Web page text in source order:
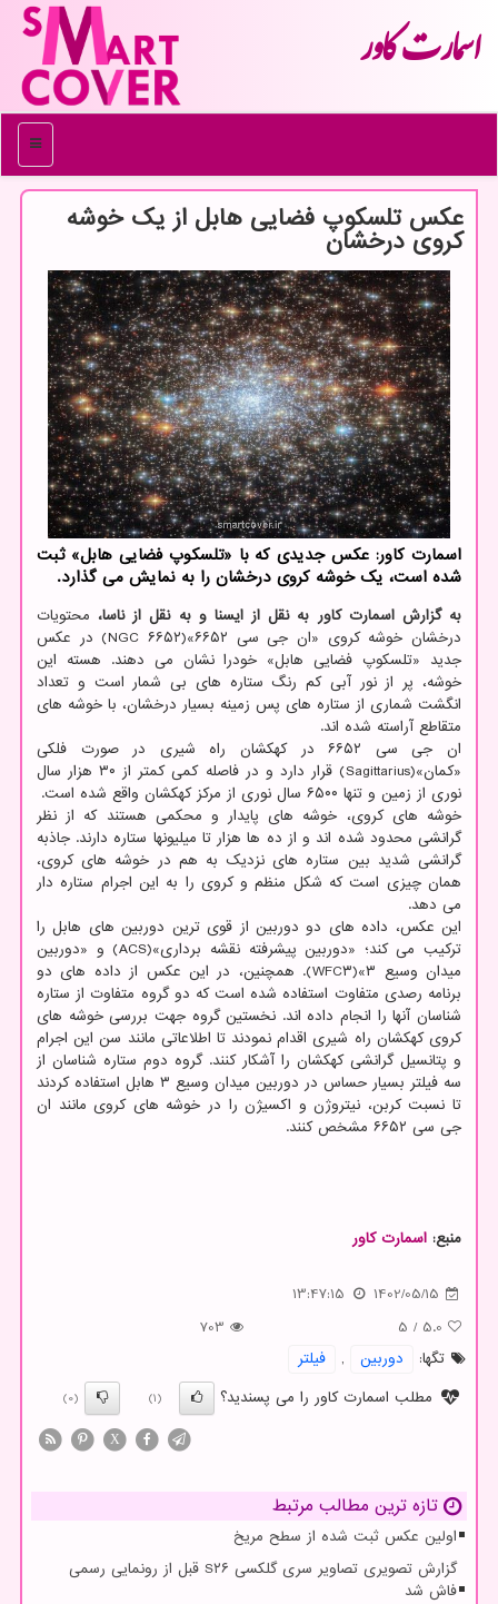
اسمارت كاور
منو
عکس تلسکوپ فضایی هابل از یک خوشه
کروی درخشان
اسمارت کاور: عکس جدیدی که با «تلسکوپ فضایی هابل» ثبت
شده است، یک خوشه کروی درخشان را به نمایش می گذارد.
به گزارش اسمارت کاور به نقل از ایسنا و به نقل از ناسا، محتویات
درخشان خوشه کروی «ان جی سی ۶۶۵۲»(NGC ۶۶۵۲) در عکس
جدید «تلسکوپ فضایی هابل» خودرا نشان می دهند. هسته این
خوشه، پر از نور آبی کم رنگ ستاره های بی شمار است و تعداد
انگشت شماری از ستاره های پس زمینه بسیار درخشان، با خوشه های
متقاطع آراسته شده اند.
ان جی سی ۶۶۵۲ در کهکشان راه شیری در صورت فلکی
«کمان»(Sagittarius) قرار دارد و در فاصله کمی کمتر از ۳۰ هزار سال
نوری از زمین و تنها ۶۵۰۰ سال نوری از مرکز کهکشان واقع شده است.
خوشه های کروی، خوشه های پایدار و محکمی هستند که از نظر
گرانشی محدود شده اند و از ده ها هزار تا میلیونها ستاره دارند. جاذبه
گرانشی شدید بین ستاره های نزدیک به هم در خوشه های کروی،
همان چیزی است که شکل منظم و کروی را به این اجرام ستاره دار
می دهد.
این عکس، داده های دو دوربین از قوی ترین دوربین های هابل را
ترکیب می کند؛ «دوربین پیشرفته نقشه برداری»(ACS) و «دوربین
میدان وسیع ۳»(WFC۳). همچنین، در این عکس از داده های دو
برنامه رصدی متفاوت استفاده شده است که دو گروه متفاوت از ستاره
شناسان آنها را انجام داده اند. نخستین گروه جهت بررسی خوشه های
کروی کهکشان راه شیری اقدام نمودند تا اطلاعاتی مانند سن این اجرام
و پتانسیل گرانشی کهکشان را آشکار کنند. گروه دوم ستاره شناسان از
سه فیلتر بسیار حساس در دوربین میدان وسیع ۳ هابل استفاده کردند
تا نسبت کربن، نیتروژن و اکسیژن را در خوشه های کروی مانند ان
جی سی ۶۶۵۲ مشخص کنند.
منبع: اسمارت كاور
1402/05/15
13:47:15
5.0
/
5
703
تگها:
دوربین ,
فیلتر
مطلب اسمارت کاور را می پسندید؟
(1)
(0)
X
تازه ترین مطالب مرتبط
اولین عکس ثبت شده از سطح مریخ
گزارش تصویری تصاویر سری گلکسی S۲۶ قبل از رونمایی رسمی
فاش شد